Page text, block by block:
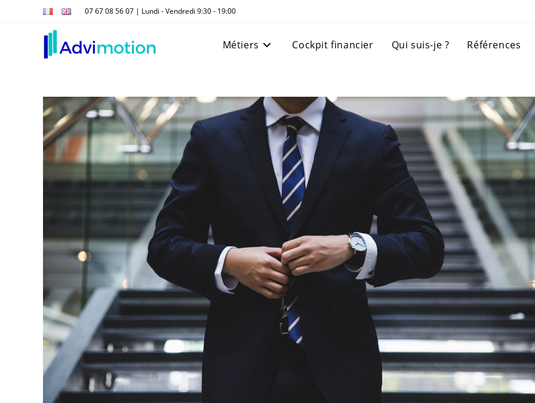
07 67 08 56 07 | Lundi - Vendredi 9:30 - 19:00
Métiers Cockpit financier Qui suis-je ? Références